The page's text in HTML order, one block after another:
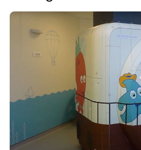
フォローする
linkedIn
ウェビナー
ワークフローソリューション